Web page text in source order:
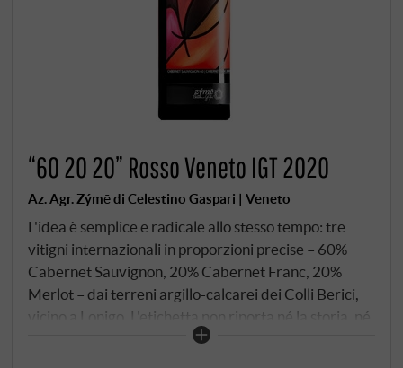
“60 20 20” Rosso Veneto IGT 2020
Az. Agr. Zýmē di Celestino Gaspari | Veneto
L'idea è semplice e radicale allo stesso tempo: tre
vitigni internazionali in proporzioni precise – 60%
Cabernet Sauvignon, 20% Cabernet Franc, 20%
Merlot – dai terreni argillo-calcarei dei Colli Berici,
vicino a Lonigo. L'etichetta non riporta né la storia, né
i vigneti, né la poesia. Solo numeri. 60 20 20, ma ciò